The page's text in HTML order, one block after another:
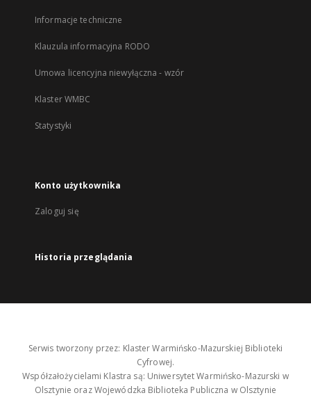
Informacje techniczne
Klauzula informacyjna RODO
Umowa licencyjna niewyłączna - wzór
Klaster WMBC
Statystyki
Konto użytkownika
Zaloguj się
Historia przeglądania
Serwis tworzony przez: Klaster Warmińsko-Mazurskiej Biblioteki
Cyfrowej.
Współzałożycielami Klastra są: Uniwersytet Warmińsko-Mazurski w
Olsztynie oraz Wojewódzka Biblioteka Publiczna w Olsztynie